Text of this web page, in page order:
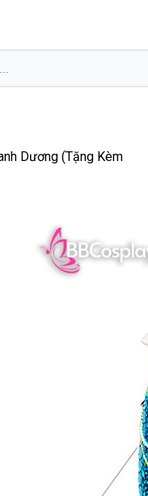
Dương (Tặng Kèm